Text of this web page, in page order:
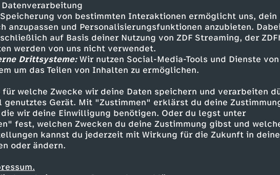
von bestimmten Interaktionen ermöglicht uns, dein
anzupassen und Personalisierungsfunktionen anzubieten. Dabei
auf Basis deiner Nutzung von ZDF Streaming, der
werden von uns nicht verwendet.
Drittsysteme:Wir nutzen Social-Media-Tools und Dienste
um das Teilen von Inhalten zu ermöglichen.
für welche Zwecke wir deine Daten speichern und verarbeiten
Gerät. Mit "Zustimmen" erklärst du deine
wir deine Einwilligung benötigen. Oder du legst unter
fest, welchen Zwecken du deine Zustimmung gibst und
kannst du jederzeit mit Wirkung für die Zukunft in
oder ändern.
entdecken
Animation fröhlich Untertitel Super Wings